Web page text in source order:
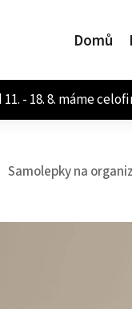
Domů
Samolepky na